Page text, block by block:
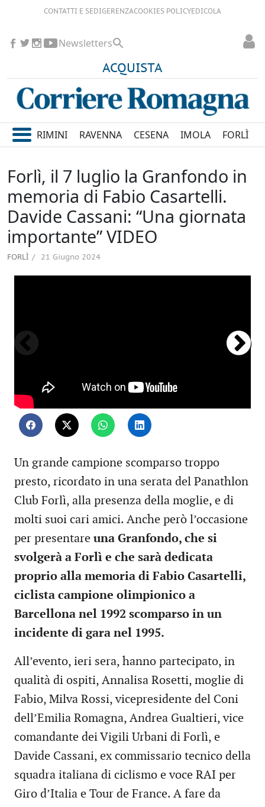
CONTATTI E SEDIGERENZACOOKIES POLICYEDICOLA
ACQUISTA
Newsletters
RIMINI RAVENNA CESENA IMOLA FORLÌ
Forlì, il 7 luglio la Granfondo in
memoria di Fabio Casartelli.
Davide Cassani: “Una giornata
importante” VIDEO
FORLÌ 21 Giugno 2024
Un grande campione scomparso troppo
presto, ricordato in una serata del Panathlon
Club Forlì, alla presenza della moglie, e di
molti suoi cari amici. Anche però l’occasione
per presentare una Granfondo, che si
svolgerà a Forlì e che sarà dedicata
proprio alla memoria di Fabio Casartelli,
ciclista campione olimpionico a
Barcellona nel 1992 scomparso in un
incidente di gara nel 1995.
All’evento, ieri sera, hanno partecipato, in
qualità di ospiti, Annalisa Rosetti, moglie di
Fabio, Milva Rossi, vicepresidente del Coni
dell’Emilia Romagna, Andrea Gualtieri, vice
comandante dei Vigili Urbani di Forlì, e
Davide Cassani, ex commissario tecnico della
squadra italiana di ciclismo e voce RAI per
Giro d’Italia e Tour de France. A fare da